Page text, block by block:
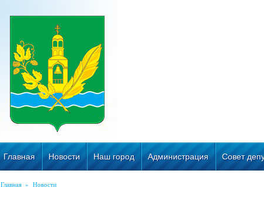
Главная Новости Наш город Администрация Совет
Главная » Новости